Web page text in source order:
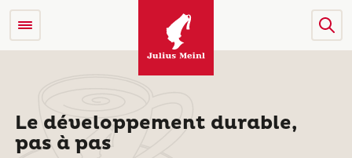
Le développement durable,
pas à pas